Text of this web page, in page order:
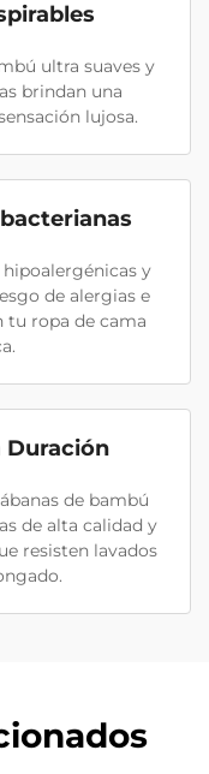
ultra suaves y
brindan una
lujosa.
hipoalergénicas y
de alergias e
tu ropa de cama
Duración
de bambú
de alta calidad y
resisten lavados